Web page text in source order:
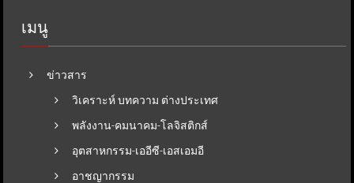
เมนู
ข่าวสาร
วิเคราะห์ บทความ ต่างประเทศ
พลังงาน-คมนาคม-โลจิสติกส์
อุตสาหกรรม-เออีซี-เอสเอมอี
อาชญากรรม